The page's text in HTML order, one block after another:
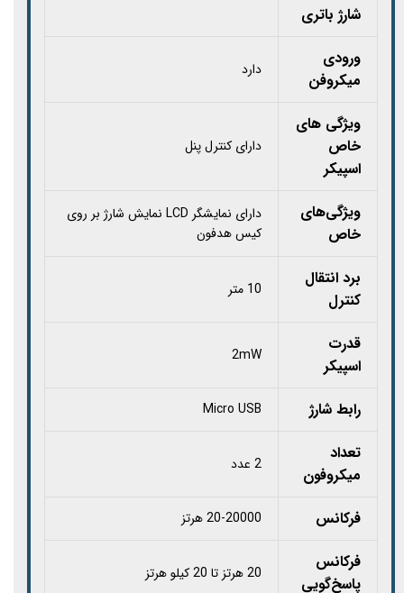
شارژ باتری
ورودی
میکروفن
دارد
ویژگی های
خاص
اسپیکر
دارای کنترل پنل
ویژگی‌های
خاص
دارای نمایشگر LCD نمایش شارژ بر روی
کیس هدفون
برد انتقال
کنترل
10 متر
قدرت
اسپیکر
2mW
رابط شارژ Micro USB
تعداد
میکروفون
2 عدد
فرکانس 20-20000 هرتز
فرکانس
پاسخ‌گویی
20 هرتز تا 20 کیلو هرتز